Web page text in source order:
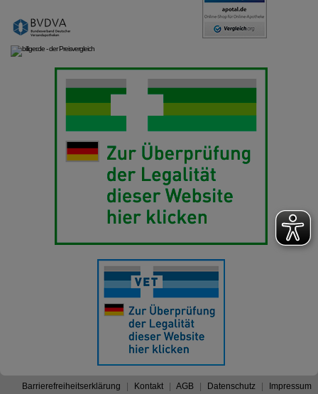
Barrierefreiheitserklärung Kontakt AGB Datenschutz Impressum